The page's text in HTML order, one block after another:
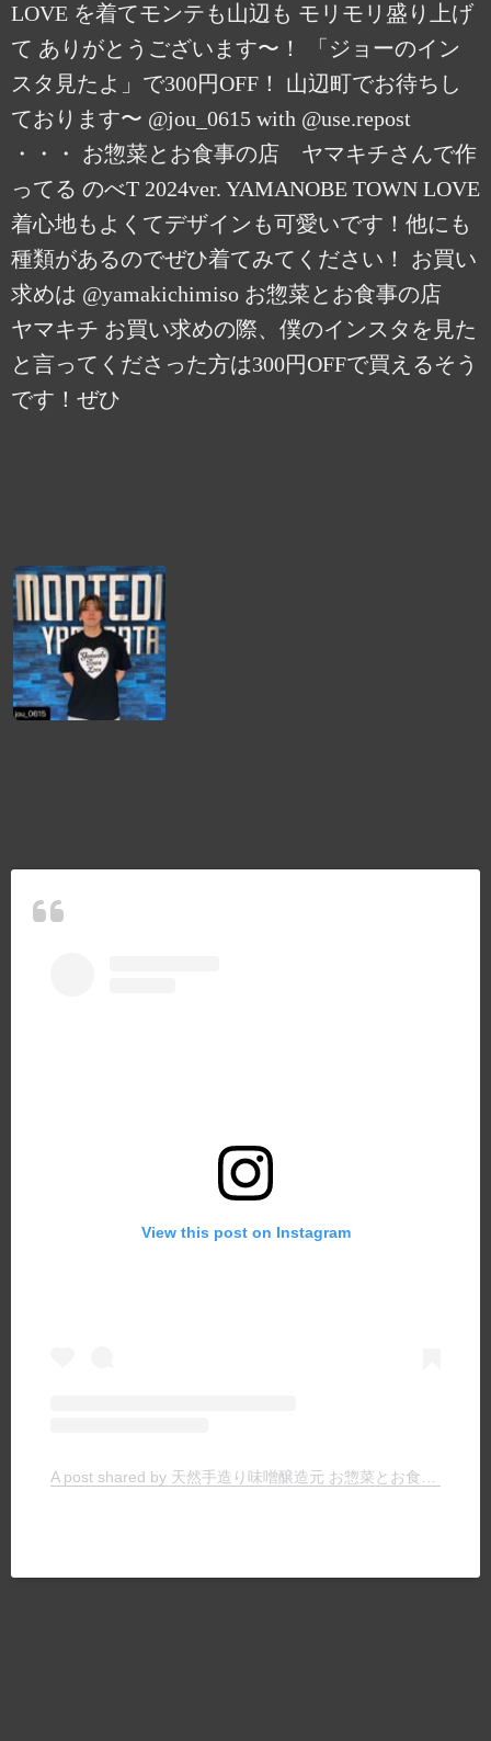
LOVE を着てモンテも山辺も モリモリ盛り上げ
て ありがとうございます〜！ 「ジョーのイン
スタ見たよ」で300円OFF！ 山辺町でお待ちし
ております〜 @jou_0615 with @use.repost
・・・ お惣菜とお食事の店 ヤマキチさんで作
ってる のべT 2024ver. YAMANOBE TOWN LOVE
着心地もよくてデザインも可愛いです！他にも
種類があるのでぜひ着てみてください！ お買い
求めは @yamakichimiso お惣菜とお食事の店
ヤマキチ お買い求めの際、僕のインスタを見た
と言ってくださった方は300円OFFで買えるそう
です！ぜひ
View this post on Instagram
A post shared by 天然手造り味噌醸造元 お惣菜とお食事の店 ヤマキチ (@yamakichimiso)